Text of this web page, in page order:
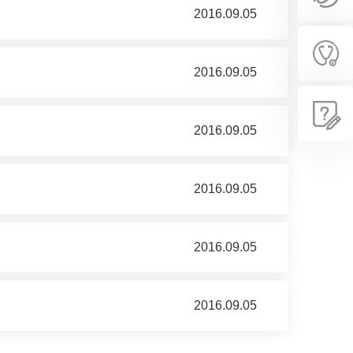
2016.09.05
2016.09.05
2016.09.05
2016.09.05
2016.09.05
2016.09.05